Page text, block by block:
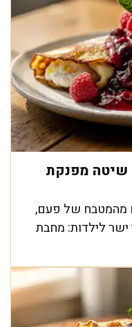
שיטה מפנקת
מהמטבח של פעם,
לילדות: מחבת